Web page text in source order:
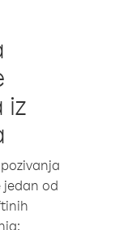
iz
jedan od